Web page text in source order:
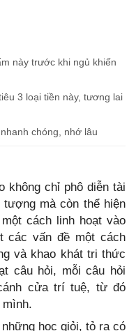
này trước khi ngủ khiến
3 loại tiền này, tương lai
chóng, nhớ lâu
không chỉ phô diễn tài
tượng mà còn thể hiện
cách linh hoạt vào
các vấn đề một cách
và khao khát tri thức
câu hỏi, mỗi câu hỏi
cửa trí tuệ, từ đó
mình.
học giỏi, tỏ ra có